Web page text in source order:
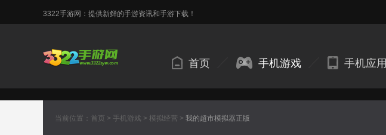
3322手游网：提供新鲜的手游资讯和手游下载！
首页 手机游戏 手机应用
当前位置： 首页 > 手机游戏 > 模拟经营 > 我的超市模拟器正版